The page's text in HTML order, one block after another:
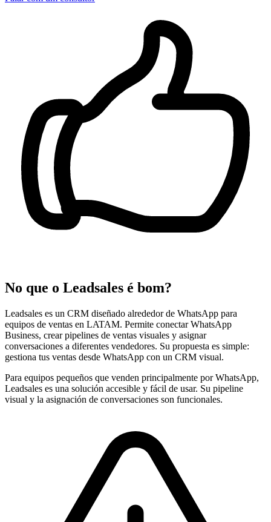
No que o Leadsales é bom?
Leadsales es un CRM diseñado alrededor de WhatsApp para
equipos de ventas en LATAM. Permite conectar WhatsApp
Business, crear pipelines de ventas visuales y asignar
conversaciones a diferentes vendedores. Su propuesta es simple:
gestiona tus ventas desde WhatsApp con un CRM visual.
Para equipos pequeños que venden principalmente por WhatsApp,
Leadsales es una solución accesible y fácil de usar. Su pipeline
visual y la asignación de conversaciones son funcionales.